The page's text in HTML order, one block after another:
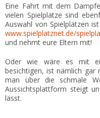
Eine Fahrt mit dem
vielen Spielplätze sind
Auswahl von Spielplätzen
www.spielplatznet.de/
und nehmt eure Eltern mit!
Oder wie wäre es mit
besichtigen, ist nämlich gar
man über die schmale
Aussichtsplattform steigt
lässt.